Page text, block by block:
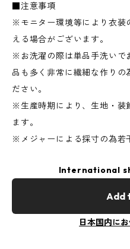
■注意事項
※モニター環境等により衣装
える場合がございます。
※お洗濯の際は単品手洗いで
品も多く非常に繊細な作りの
ださい。
※生産時期により、生地・装
ます。
※メジャーによる採寸の為若
International
Add
日本国内に